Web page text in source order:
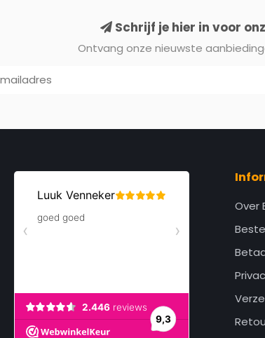
Schrijf je hier in voor
Ontvang onze nieuwste
Over